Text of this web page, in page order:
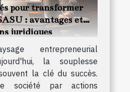
pour transformer
: avantages et
juridiques
entrepreneurial
la souplesse
la clé du succès.
société par actions